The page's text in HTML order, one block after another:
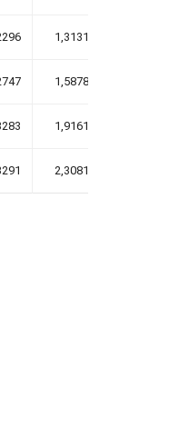
1,3131
1,5878
1,9161
2,3081